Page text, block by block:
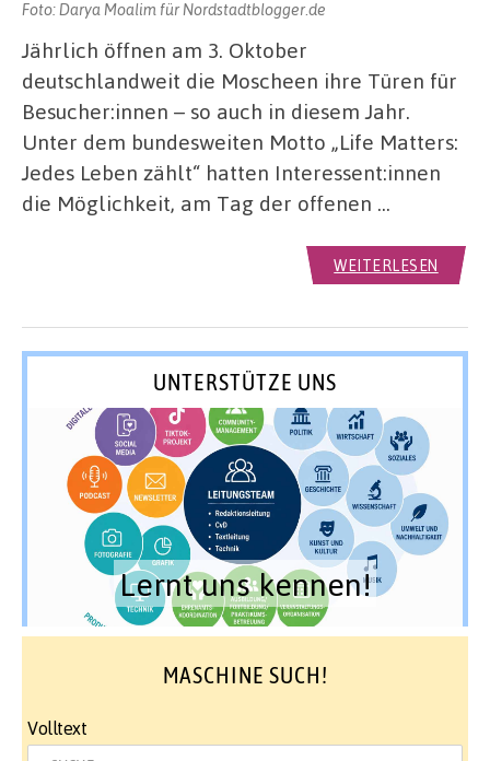
Foto: Darya Moalim für Nordstadtblogger.de
Jährlich öffnen am 3. Oktober
deutschlandweit die Moscheen ihre Türen für
Besucher:innen – so auch in diesem Jahr.
Unter dem bundesweiten Motto „Life Matters:
Jedes Leben zählt“ hatten Interessent:innen
die Möglichkeit, am Tag der offenen …
WEITERLESEN
UNTERSTÜTZE UNS
Lernt uns kennen!
MASCHINE SUCH!
Volltext